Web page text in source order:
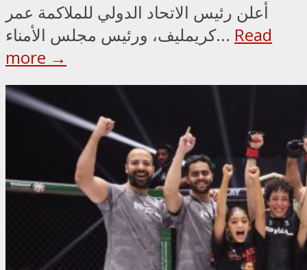
أعلن رئيس الاتحاد الدولي للملاكمة عمر
كريمليف، ورئيس مجلس الأمناء... Read
more →